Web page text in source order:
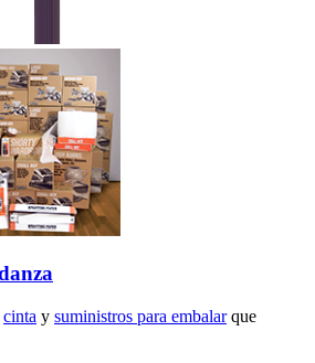
cinta y suministros para embalarque